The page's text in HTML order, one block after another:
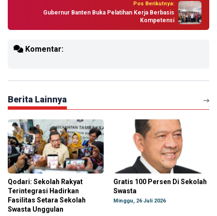
Pos Berikutnya:
Gubernur Banten Buka Pelatihan Kerja Berbasis
Kompetensi
Komentar:
Berita Lainnya
Qodari: Sekolah Rakyat
Terintegrasi Hadirkan
Fasilitas Setara Sekolah
Swasta Unggulan
Gratis 100 Persen Di Sekolah
Swasta
Minggu, 26 Juli 2026